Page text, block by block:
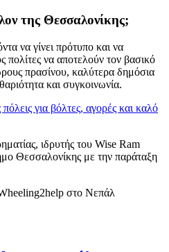
της Θεσσαλονίκης;
να γίνει πρότυπο και να
πολίτες να αποτελούν τον βασικό
πρασίνου, καλύτερα δημόσια
και συγκοινωνία.
για βόλτες, αγορές και καλό
ιδρυτής του Wise Ram
Θεσσαλονίκης με την παράταξη